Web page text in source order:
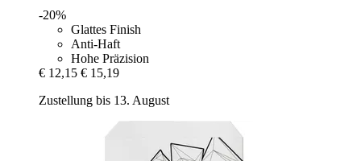
-20%
Glattes Finish
Anti-Haft
Hohe Präzision
€ 12,15 € 15,19
Zustellung bis 13. August